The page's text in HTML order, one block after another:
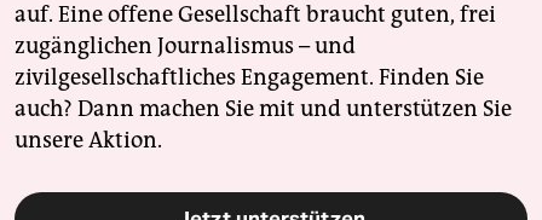
auf. Eine offene Gesellschaft braucht guten, frei
zugänglichen Journalismus – und
zivilgesellschaftliches Engagement. Finden Sie
auch? Dann machen Sie mit und unterstützen Sie
unsere Aktion.